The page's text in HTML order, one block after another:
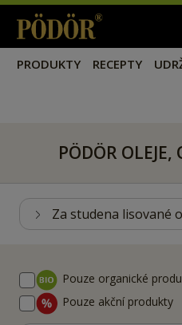
PRODUKTY RECEPTY
PÖDÖR OLEJE,
Za studena lisované
Pouze organické
Pouze akční produkty